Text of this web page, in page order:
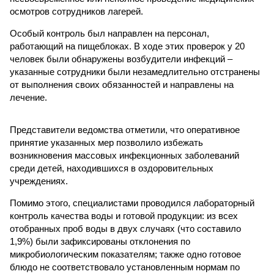
осмотров сотрудников лагерей.
Особый контроль был направлен на персонал,
работающий на пищеблоках. В ходе этих проверок у 20
человек были обнаружены возбудители инфекций –
указанные сотрудники были незамедлительно отстранены
от выполнения своих обязанностей и направлены на
лечение.
Представители ведомства отметили, что оперативное
принятие указанных мер позволило избежать
возникновения массовых инфекционных заболеваний
среди детей, находившихся в оздоровительных
учреждениях.
Помимо этого, специалистами проводился лабораторный
контроль качества воды и готовой продукции: из всех
отобранных проб воды в двух случаях (что составило
1,9%) были зафиксированы отклонения по
микробиологическим показателям; также одно готовое
блюдо не соответствовало установленным нормам по